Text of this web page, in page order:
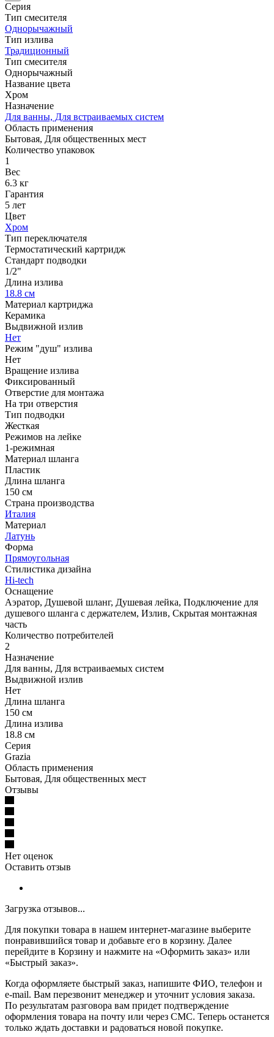
Серия
Тип смесителя
Однорычажный
Тип излива
Традиционный
Тип смесителя
Однорычажный
Название цвета
Хром
Назначение
Для ванны, Для встраиваемых систем
Область применения
Бытовая, Для общественных мест
Количество упаковок
1
Вес
6.3 кг
Гарантия
5 лет
Цвет
Хром
Тип переключателя
Термостатический картридж
Стандарт подводки
1/2"
Длина излива
18.8 см
Материал картриджа
Керамика
Выдвижной излив
Нет
Режим "душ" излива
Нет
Вращение излива
Фиксированный
Отверстие для монтажа
На три отверстия
Тип подводки
Жесткая
Режимов на лейке
1-режимная
Материал шланга
Пластик
Длина шланга
150 см
Страна производства
Италия
Материал
Латунь
Форма
Прямоугольная
Стилистика дизайна
Hi-tech
Оснащение
Аэратор, Душевой шланг, Душевая лейка, Подключение для
душевого шланга с держателем, Излив, Скрытая монтажная
часть
Количество потребителей
2
Назначение
Для ванны, Для встраиваемых систем
Выдвижной излив
Нет
Длина шланга
150 см
Длина излива
18.8 см
Серия
Grazia
Область применения
Бытовая, Для общественных мест
Отзывы
Нет оценок
Оставить отзыв
Загрузка отзывов...
Для покупки товара в нашем интернет-магазине выберите
понравившийся товар и добавьте его в корзину. Далее
перейдите в Корзину и нажмите на «Оформить заказ» или
«Быстрый заказ».
Когда оформляете быстрый заказ, напишите ФИО, телефон и
e-mail. Вам перезвонит менеджер и уточнит условия заказа.
По результатам разговора вам придет подтверждение
оформления товара на почту или через СМС. Теперь останется
только ждать доставки и радоваться новой покупке.